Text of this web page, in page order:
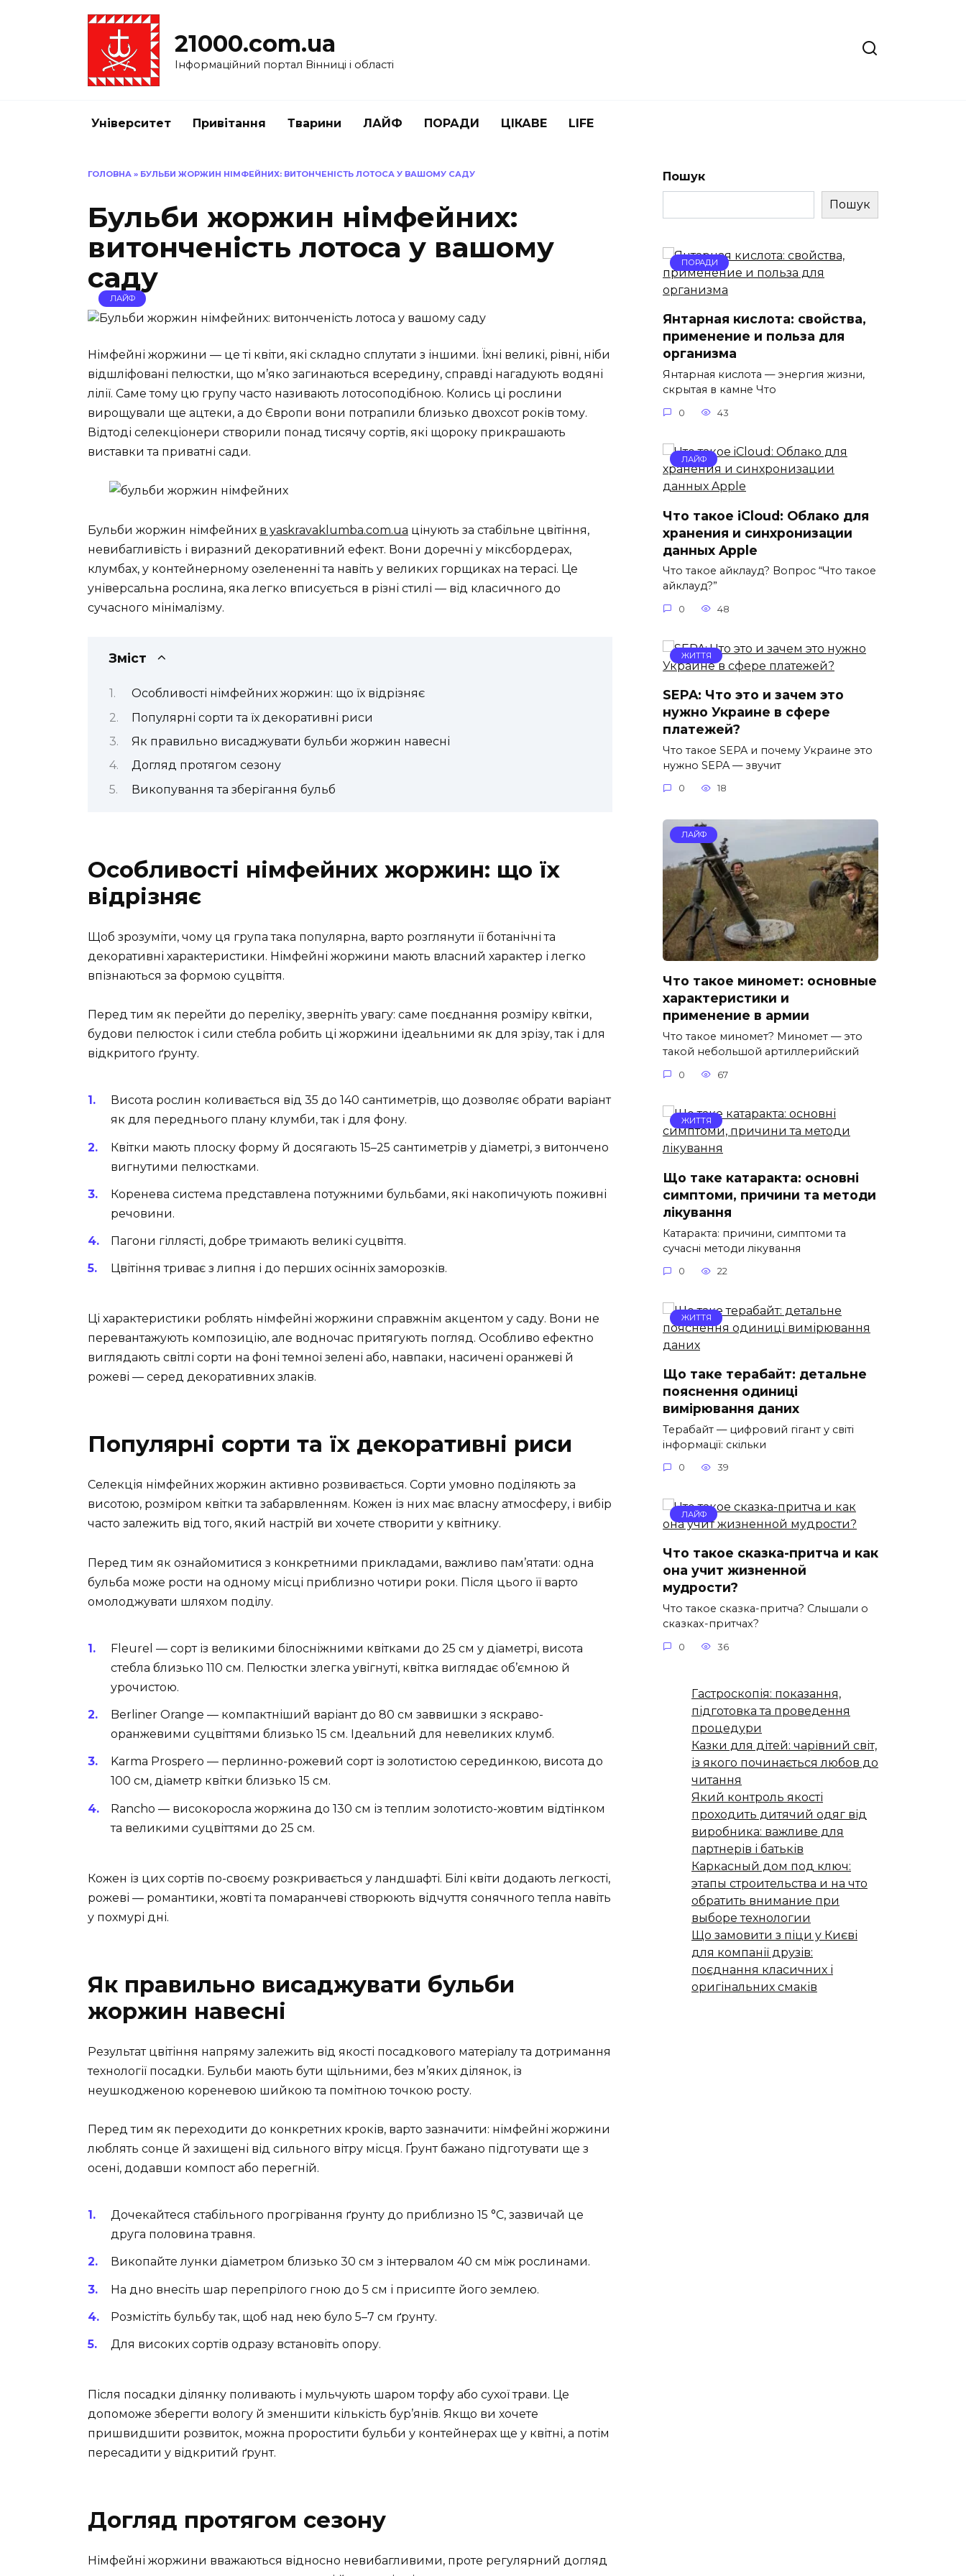
21000.com.ua
Інформаційний портал Вінниці і області
Університет Привітання Тварини ЛАЙФ ПОРАДИ ЦІКАВЕ LIFE
ГОЛОВНА » БУЛЬБИ ЖОРЖИН НІМФЕЙНИХ: ВИТОНЧЕНІСТЬ ЛОТОСА У ВАШОМУ САДУ
Бульби жоржин німфейних:
витонченість лотоса у вашому
саду
ЛАЙФ
Німфейні жоржини — це ті квіти, які складно сплутати з іншими. Їхні великі, рівні, ніби
відшліфовані пелюстки, що м’яко загинаються всередину, справді нагадують водяні
лілії. Саме тому цю групу часто називають лотосоподібною. Колись ці рослини
вирощували ще ацтеки, а до Європи вони потрапили близько двохсот років тому.
Відтоді селекціонери створили понад тисячу сортів, які щороку прикрашають
виставки та приватні сади.
Бульби жоржин німфейних в yaskravaklumba.com.ua цінують за стабільне цвітіння,
невибагливість і виразний декоративний ефект. Вони доречні у міксбордерах,
клумбах, у контейнерному озелененні та навіть у великих горщиках на терасі. Це
універсальна рослина, яка легко вписується в різні стилі — від класичного до
сучасного мінімалізму.
Зміст
Особливості німфейних жоржин: що їх відрізняє
Популярні сорти та їх декоративні риси
Як правильно висаджувати бульби жоржин навесні
Догляд протягом сезону
Викопування та зберігання бульб
Особливості німфейних жоржин: що їх
відрізняє
Щоб зрозуміти, чому ця група така популярна, варто розглянути її ботанічні та
декоративні характеристики. Німфейні жоржини мають власний характер і легко
впізнаються за формою суцвіття.
Перед тим як перейти до переліку, зверніть увагу: саме поєднання розміру квітки,
будови пелюсток і сили стебла робить ці жоржини ідеальними як для зрізу, так і для
відкритого ґрунту.
Висота рослин коливається від 35 до 140 сантиметрів, що дозволяє обрати варіант
як для переднього плану клумби, так і для фону.
Квітки мають плоску форму й досягають 15–25 сантиметрів у діаметрі, з витончено
вигнутими пелюстками.
Коренева система представлена потужними бульбами, які накопичують поживні
речовини.
Пагони гіллясті, добре тримають великі суцвіття.
Цвітіння триває з липня і до перших осінніх заморозків.
Ці характеристики роблять німфейні жоржини справжнім акцентом у саду. Вони не
перевантажують композицію, але водночас притягують погляд. Особливо ефектно
виглядають світлі сорти на фоні темної зелені або, навпаки, насичені оранжеві й
рожеві — серед декоративних злаків.
Популярні сорти та їх декоративні риси
Селекція німфейних жоржин активно розвивається. Сорти умовно поділяють за
висотою, розміром квітки та забарвленням. Кожен із них має власну атмосферу, і вибір
часто залежить від того, який настрій ви хочете створити у квітнику.
Перед тим як ознайомитися з конкретними прикладами, важливо пам’ятати: одна
бульба може рости на одному місці приблизно чотири роки. Після цього її варто
омолоджувати шляхом поділу.
Fleurel — сорт із великими білосніжними квітками до 25 см у діаметрі, висота
стебла близько 110 см. Пелюстки злегка увігнуті, квітка виглядає об’ємною й
урочистою.
Berliner Orange — компактніший варіант до 80 см заввишки з яскраво-
оранжевими суцвіттями близько 15 см. Ідеальний для невеликих клумб.
Karma Prospero — перлинно-рожевий сорт із золотистою серединкою, висота до
100 см, діаметр квітки близько 15 см.
Rancho — високоросла жоржина до 130 см із теплим золотисто-жовтим відтінком
та великими суцвіттями до 25 см.
Кожен із цих сортів по-своєму розкривається у ландшафті. Білі квіти додають легкості,
рожеві — романтики, жовті та помаранчеві створюють відчуття сонячного тепла навіть
у похмурі дні.
Як правильно висаджувати бульби
жоржин навесні
Результат цвітіння напряму залежить від якості посадкового матеріалу та дотримання
технології посадки. Бульби мають бути щільними, без м’яких ділянок, із
неушкодженою кореневою шийкою та помітною точкою росту.
Перед тим як переходити до конкретних кроків, варто зазначити: німфейні жоржини
люблять сонце й захищені від сильного вітру місця. Ґрунт бажано підготувати ще з
осені, додавши компост або перегній.
Дочекайтеся стабільного прогрівання ґрунту до приблизно 15 °C, зазвичай це
друга половина травня.
Викопайте лунки діаметром близько 30 см з інтервалом 40 см між рослинами.
На дно внесіть шар перепрілого гною до 5 см і присипте його землею.
Розмістіть бульбу так, щоб над нею було 5–7 см ґрунту.
Для високих сортів одразу встановіть опору.
Після посадки ділянку поливають і мульчують шаром торфу або сухої трави. Це
допоможе зберегти вологу й зменшити кількість бур’янів. Якщо ви хочете
пришвидшити розвиток, можна проростити бульби у контейнерах ще у квітні, а потім
пересадити у відкритий ґрунт.
Догляд протягом сезону
Німфейні жоржини вважаються відносно невибагливими, проте регулярний догляд
Пошук
Пошук
ПОРАДИ
Янтарная кислота: свойства,
применение и польза для
организма
Янтарная кислота — энергия жизни,
скрытая в камне Что
0 43
ЛАЙФ
Что такое iCloud: Облако для
хранения и синхронизации
данных Apple
Что такое айклауд? Вопрос “Что такое
айклауд?”
0 48
ЖИТТЯ
SEPA: Что это и зачем это
нужно Украине в сфере
платежей?
Что такое SEPA и почему Украине это
нужно SEPA — звучит
0 18
ЛАЙФ
Что такое миномет: основные
характеристики и
применение в армии
Что такое миномет? Миномет — это
такой небольшой артиллерийский
0 67
ЖИТТЯ
Що таке катаракта: основні
симптоми, причини та методи
лікування
Катаракта: причини, симптоми та
сучасні методи лікування
0 22
ЖИТТЯ
Що таке терабайт: детальне
пояснення одиниці
вимірювання даних
Терабайт — цифровий гігант у світі
інформації: скільки
0 39
ЛАЙФ
Что такое сказка-притча и как
она учит жизненной
мудрости?
Что такое сказка-притча? Слышали о
сказках-притчах?
0 36
Гастроскопія: показання,
підготовка та проведення
процедури
Казки для дітей: чарівний світ,
із якого починається любов до
читання
Який контроль якості
проходить дитячий одяг від
виробника: важливе для
партнерів і батьків
Каркасный дом под ключ:
этапы строительства и на что
обратить внимание при
выборе технологии
Що замовити з піци у Києві
для компанії друзів:
поєднання класичних і
оригінальних смаків